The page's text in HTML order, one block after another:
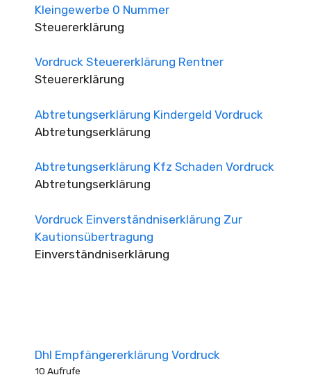
Kleingewerbe 0 Nummer
Steuererklärung
Vordruck Steuererklärung Rentner
Steuererklärung
Abtretungserklärung Kindergeld Vordruck
Abtretungserklärung
Abtretungserklärung Kfz Schaden Vordruck
Abtretungserklärung
Vordruck Einverständniserklärung Zur
Kautionsübertragung
Einverständniserklärung
Dhl Empfängererklärung Vordruck
10 Aufrufe